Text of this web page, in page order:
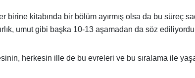
birine kitabında bir bölüm ayırmış olsa da bu süreç
umut gibi başka 10-13 aşamadan da söz
herkesin ille de bu evreleri ve bu sıralama ile